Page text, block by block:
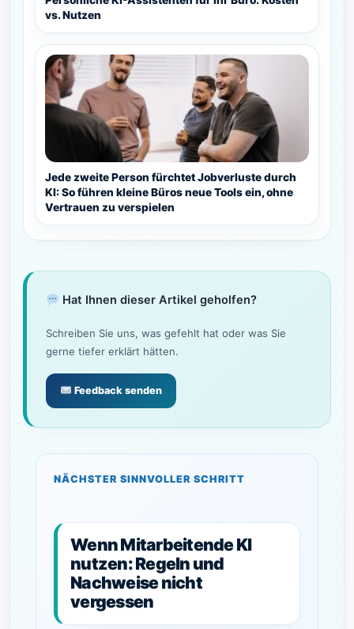
vs. Nutzen
Jede zweite Person fürchtet Jobverluste durch
KI: So führen kleine Büros neue Tools ein, ohne
Vertrauen zu verspielen
Hat Ihnen dieser Artikel geholfen?
Schreiben Sie uns, was gefehlt hat oder was Sie
gerne tiefer erklärt hätten.
Feedback senden
NÄCHSTER SINNVOLLER SCHRITT
Wenn Mitarbeitende KI
nutzen: Regeln und
Nachweise nicht
vergessen